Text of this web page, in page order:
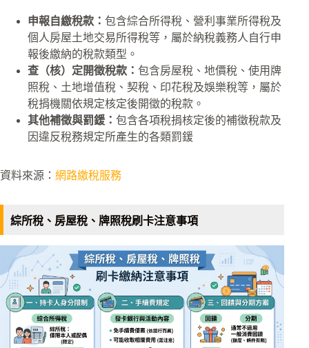
申報自繳稅款： 包含綜合所得稅、營利事業所得稅及
個人房屋土地交易所得稅等，屬於納稅義務人自行申
報後繳納的稅款類型。
查（核）定開徵稅款： 包含房屋稅、地價稅、使用牌
照稅、土地增值稅、契稅、印花稅及娛樂稅等，屬於
稅捐機關依規定核定後開徵的稅款。
其他補徵與罰鍰： 包含各項稅捐核定後的補徵稅款及
因違反稅務規定所產生的各類罰鍰
資料來源： 網路繳稅服務
綜所稅、房屋稅、牌照稅刷卡注意事項